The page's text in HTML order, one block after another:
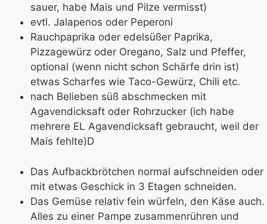
sauer, habe Mais und Pilze vermisst)
evtl. Jalapenos oder Peperoni
Rauchpaprika oder edelsüßer Paprika,
Pizzagewürz oder Oregano, Salz und Pfeffer,
optional (wenn nicht schon Schärfe drin ist)
etwas Scharfes wie Taco-Gewürz, Chili etc.
nach Belieben süß abschmecken mit
Agavendicksaft oder Rohrzucker (ich habe
mehrere EL Agavendicksaft gebraucht, weil der
Mais fehlte)D
Das Aufbackbrötchen normal aufschneiden oder
mit etwas Geschick in 3 Etagen schneiden.
Das Gemüse relativ fein würfeln, den Käse auch.
Alles zu einer Pampe zusammenrühren und